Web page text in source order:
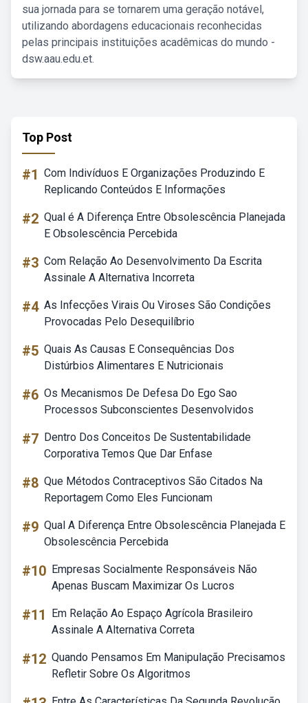
sua jornada para se tornarem uma geração notável,
utilizando abordagens educacionais reconhecidas
pelas principais instituições acadêmicas do mundo -
dsw.aau.edu.et.
Top Post
#1 Com Indivíduos E Organizações Produzindo E
Replicando Conteúdos E Informações
#2 Qual é A Diferença Entre Obsolescência Planejada
E Obsolescência Percebida
#3 Com Relação Ao Desenvolvimento Da Escrita
Assinale A Alternativa Incorreta
#4 As Infecções Virais Ou Viroses São Condições
Provocadas Pelo Desequilíbrio
#5 Quais As Causas E Consequências Dos
Distúrbios Alimentares E Nutricionais
#6 Os Mecanismos De Defesa Do Ego Sao
Processos Subconscientes Desenvolvidos
#7 Dentro Dos Conceitos De Sustentabilidade
Corporativa Temos Que Dar Enfase
#8 Que Métodos Contraceptivos São Citados Na
Reportagem Como Eles Funcionam
#9 Qual A Diferença Entre Obsolescência Planejada E
Obsolescência Percebida
#10 Empresas Socialmente Responsáveis Não
Apenas Buscam Maximizar Os Lucros
#11
Em Relação Ao Espaço Agrícola Brasileiro
Assinale A Alternativa Correta
#12 Quando Pensamos Em Manipulação Precisamos
Refletir Sobre Os Algoritmos